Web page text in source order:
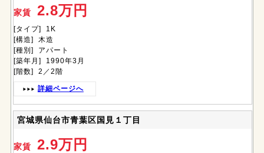
家賃 2.8万円
[タイプ] 1K
[構造] 木造
[種別] アパート
[築年月] 1990年3月
[階数] 2／2階
詳細ページへ
宮城県仙台市青葉区国見１丁目
家賃 2.9万円